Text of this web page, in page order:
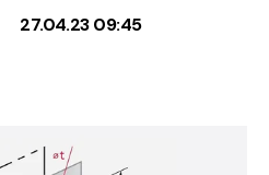
27.04.23 09:45